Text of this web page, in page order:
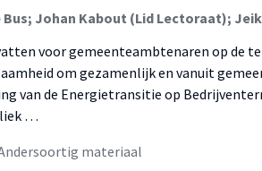
voor gemeenteambtenaren op de
om gezamenlijk en vanuit
van de Energietransitie op
…
materiaal